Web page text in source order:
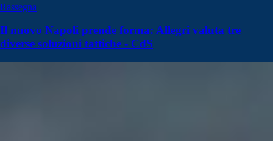
Rassegna
Il nuovo Napoli prende forma: Allegri valuta tre
diverse soluzioni tattiche - CdS